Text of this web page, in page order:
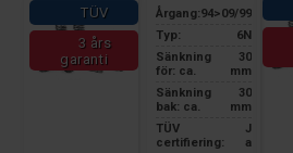
TÜV
3 års
garanti
Årgang:94>09/99
Typ:
6N
Sänkning
för: ca.
30
mm
Sänkning
bak: ca.
30
mm
TÜV
certifiering:
J
a